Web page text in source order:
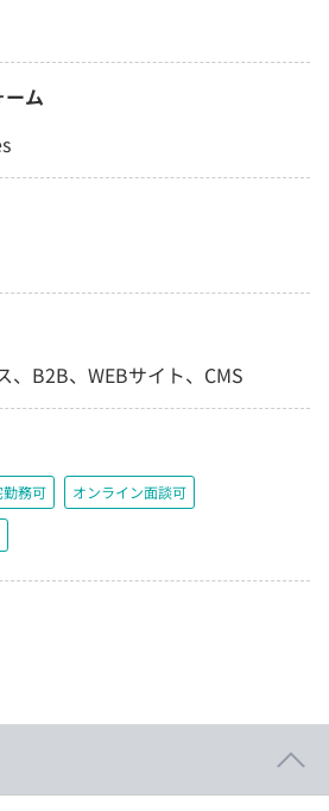
ム
、B2B、WEBサイト、CMS
務可 オンライン面談可